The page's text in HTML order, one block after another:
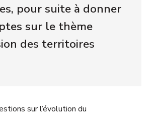
pour suite à donner
sur le thème
des territoires
sur l’évolution du